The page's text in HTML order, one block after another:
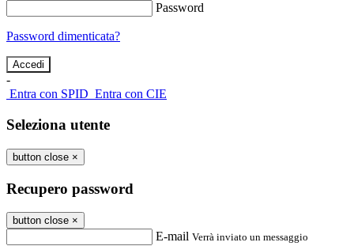
Password
Password dimenticata?
-
Entra con SPID Entra con CIE
Seleziona utente
button close ×
Recupero password
button close ×
E-mail Verrà inviato un messaggio